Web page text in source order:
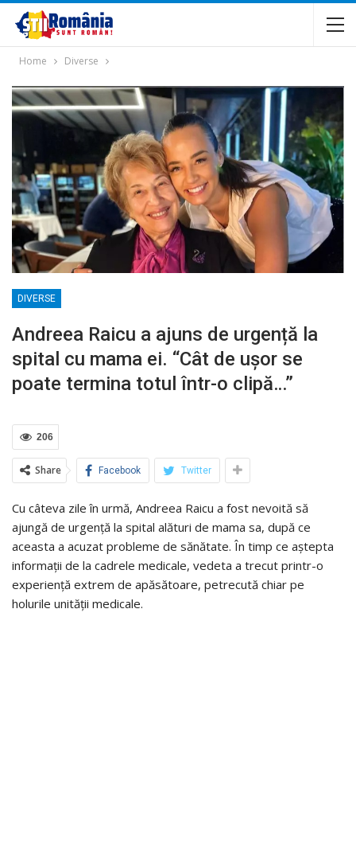
Home Diverse
DIVERSE
Andreea Raicu a ajuns de urgență la
spital cu mama ei. “Cât de ușor se
poate termina totul într-o clipă…”
206
Share Facebook Twitter
Cu câteva zile în urmă, Andreea Raicu a fost nevoită să
ajungă de urgență la spital alături de mama sa, după ce
aceasta a acuzat probleme de sănătate. În timp ce aștepta
informații de la cadrele medicale, vedeta a trecut printr-o
experiență extrem de apăsătoare, petrecută chiar pe
holurile unității medicale.